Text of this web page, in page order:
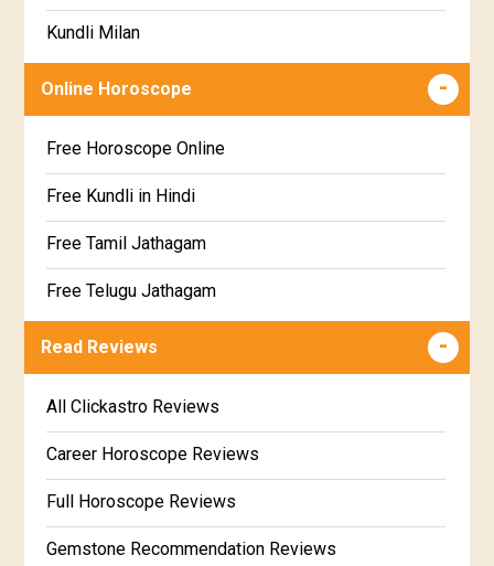
Poorvashaada Star Horoscope
Uttarashaada Star Horoscope
Sravana Star Horoscope
Dhanishta Star Horoscope
Satabhisha Star Horoscope
Poorvabhadra Star Horoscope
Uttarabhadra Star Horoscope
Revathi Star Horoscope
Numerology
Kundli Milan
Free chinese compatibility
Kundali Matching
Jathaga Porutham
Jathakam Matching Telugu
Jathaka Porutham in Malayalam
Marathi Kundali Matching
Online Horoscope
Free Horoscope Online
Free Kundli in Hindi
Free Tamil Jathagam
Free Telugu Jathagam
Free Online Jathakam in Malayalam
Free Kundali Marathi
Free Horoscope Gujarati
Read Reviews
All Clickastro Reviews
Career Horoscope Reviews
Full Horoscope Reviews
Gemstone Recommendation Reviews